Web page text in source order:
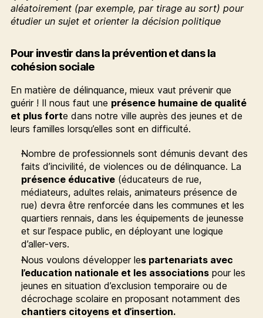
aléatoirement (par exemple, par tirage au sort) pour
étudier un sujet et orienter la décision politique
Pour investir dans la prévention et dans la
cohésion sociale
En matière de délinquance, mieux vaut prévenir que
guérir ! Il nous faut une présence humaine de qualité
et plus forte dans notre ville auprès des jeunes et de
leurs familles lorsqu’elles sont en difficulté.
Nombre de professionnels sont démunis devant des
faits d’incivilité, de violences ou de délinquance. La
présence éducative(éducateurs de rue,
médiateurs, adultes relais, animateurs présence de
rue) devra être renforcée dans les communes et les
quartiers rennais, dans les équipements de jeunesse
et sur l’espace public, en déployant une logique
d’aller-vers.
Nous voulons développer les partenariats avec
l’education nationale et les associationspour les
jeunes en situation d’exclusion temporaire ou de
décrochage scolaire en proposant notamment des
chantiers citoyens et d’insertion.